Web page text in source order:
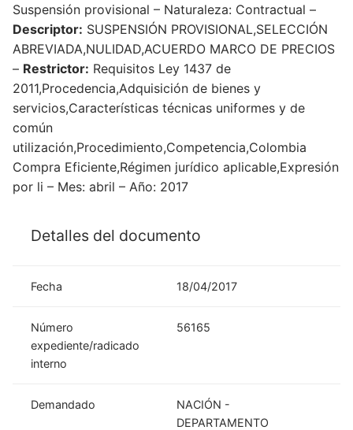
Suspensión provisional – Naturaleza: Contractual –
Descriptor: SUSPENSIÓN PROVISIONAL,SELECCIÓN
ABREVIADA,NULIDAD,ACUERDO MARCO DE PRECIOS
– Restrictor: Requisitos Ley 1437 de
2011,Procedencia,Adquisición de bienes y
servicios,Características técnicas uniformes y de
común
utilización,Procedimiento,Competencia,Colombia
Compra Eficiente,Régimen jurídico aplicable,Expresión
por li – Mes: abril – Año: 2017
Detalles del documento
Fecha 18/04/2017
Número
expediente/radicado
interno
56165
Demandado
NACIÓN -
DEPARTAMENTO